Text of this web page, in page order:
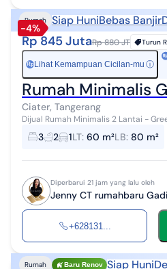
-4%
Rumah Siap HuniBebas Banjir
Rp 845 JutaRp 880 JT Turun
Rp Lihat Kemampuan Cicilan-mu ⓘ
Rumah Minimalis
Ciater, Tangerang
Dijual Rumah Minimalis 2 Lantai -
| Lokasi Strategis | Lingkungan Nyaman Spesifikasi Properti: * 3
Kamar Tidur *...
3 2 1LT: 60 m²LB: 80 m²
Diperbarui 21 jam yang lalu oleh
Jenny CT rumahbaru
+628131...
Rumah Baru Renov Siap Huni